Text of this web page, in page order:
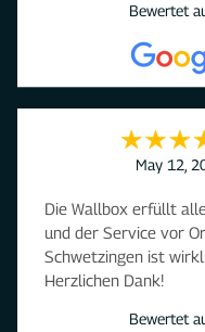
Bewertet
May 12,
Die Wallbox erfüllt
und der Service vor
Schwetzingen ist
Herzlichen Dank!
Bewertet